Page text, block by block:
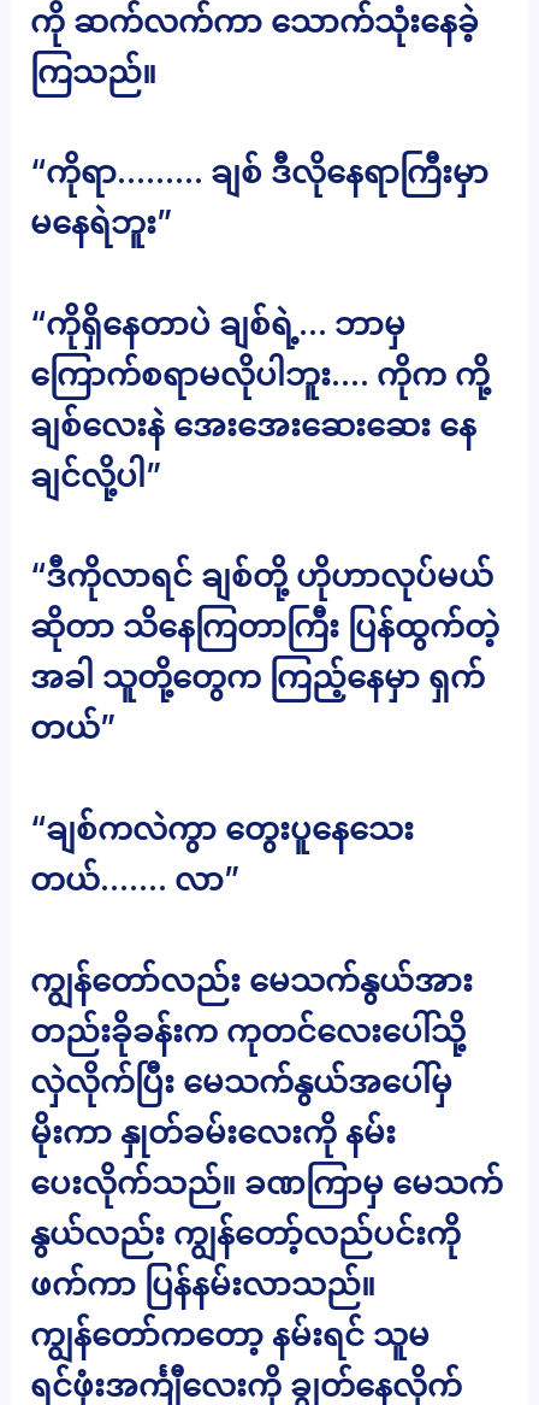
ကို ဆက်လက်ကာ သောက်သုံးနေခဲ့
ကြသည်။
“ကိုရာ……… ချစ် ဒီလိုနေရာကြီးမှာ
မနေရဲဘူး”
“ကိုရှိနေတာပဲ ချစ်ရဲ့… ဘာမှ
ကြောက်စရာမလိုပါဘူး…. ကိုက ကို့
ချစ်လေးနဲ အေးအေးဆေးဆေး နေ
ချင်လို့ပါ”
“ဒီကိုလာရင် ချစ်တို့ ဟိုဟာလုပ်မယ်
ဆိုတာ သိနေကြတာကြီး ပြန်ထွက်တဲ့
အခါ သူတို့တွေက ကြည့်နေမှာ ရှက်
တယ်”
“ချစ်ကလဲကွာ တွေးပူနေသေး
တယ်……. လာ”
ကျွန်တော်လည်း မေသက်နွယ်အား
တည်းခိုခန်းက ကုတင်လေးပေါ်သို့
လှဲလိုက်ပြီး မေသက်နွယ်အပေါ်မှ
မိုးကာ နှုတ်ခမ်းလေးကို နမ်း
ပေးလိုက်သည်။ ခဏကြာမှ မေသက်
နွယ်လည်း ကျွန်တော့်လည်ပင်းကို
ဖက်ကာ ပြန်နမ်းလာသည်။
ကျွန်တော်ကတော့ နမ်းရင် သူမ
ရင်ဖုံးအင်္ကျီလေးကို ချွတ်နေလိုက်